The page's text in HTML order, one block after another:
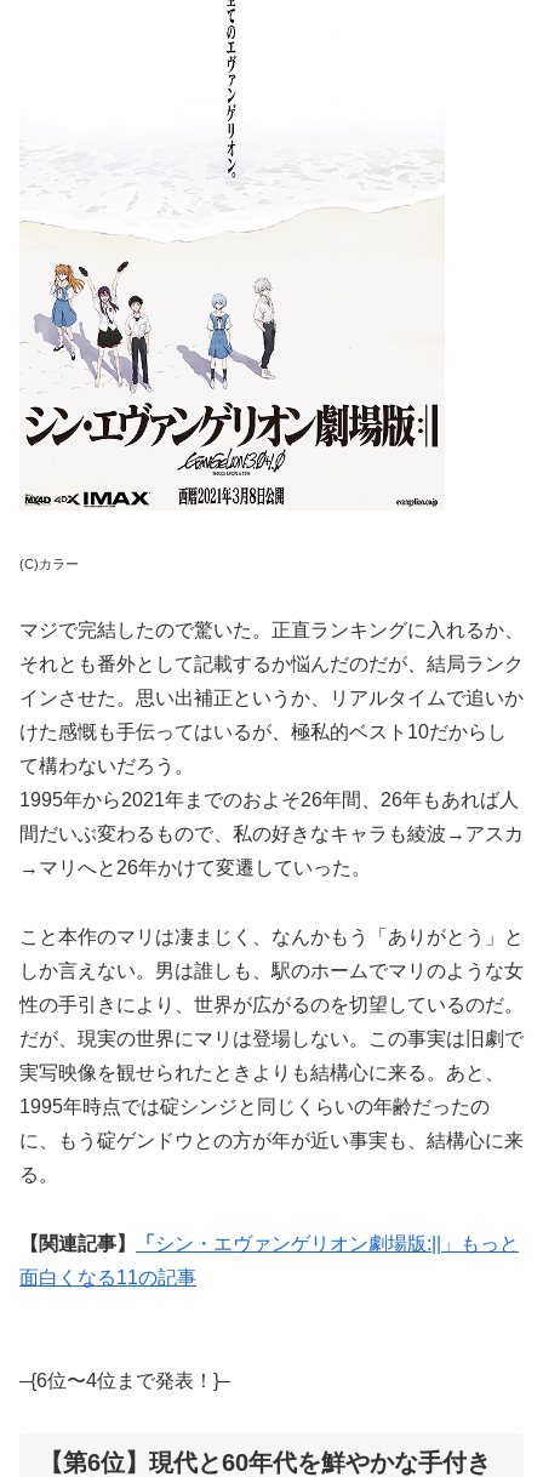
(C)カラー
マジで完結したので驚いた。正直ランキングに入れるか、
それとも番外として記載するか悩んだのだが、結局ランク
インさせた。思い出補正というか、リアルタイムで追いか
けた感慨も手伝ってはいるが、極私的ベスト10だからし
て構わないだろう。
1995年から2021年までのおよそ26年間、26年もあれば人
間だいぶ変わるもので、私の好きなキャラも綾波→アスカ
→マリへと26年かけて変遷していった。
こと本作のマリは凄まじく、なんかもう「ありがとう」と
しか言えない。男は誰しも、駅のホームでマリのような女
性の手引きにより、世界が広がるのを切望しているのだ。
だが、現実の世界にマリは登場しない。この事実は旧劇で
実写映像を観せられたときよりも結構心に来る。あと、
1995年時点では碇シンジと同じくらいの年齢だったの
に、もう碇ゲンドウとの方が年が近い事実も、結構心に来
る。
【関連記事】 「 シン・エヴァンゲリオン劇場版:||」もっと
面白くなる11の記事
–{6位〜4位まで発表！}–
【第6位】現代と60年代を鮮やかな手付き